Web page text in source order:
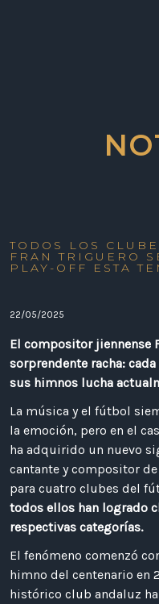
TODOS LOS
FRAN TRIGUERO
PLAY-OFF ESTA
22/05/2025
El compositor jiennense
sorprendente racha:
sus himnos lucha
La música y el fútbol
la emoción, pero en el
ha adquirido un nuevo
cantante y compositor
para cuatro clubes del
todos ellos han logrado
respectivas categorías.
El fenómeno comenzó
himno del centenario en
histórico club andaluz